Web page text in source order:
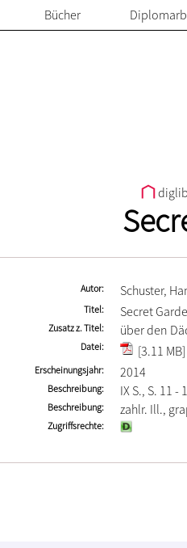
Bücher
Autor Schuster,
Titel Secret
Zusatz z. Titel über den
Datei [3.11 MB]
Erscheinungsjahr 2014
Beschreibung IX S., S. 11 -
Beschreibung zahlr. Ill.,
Zugriffsrechte